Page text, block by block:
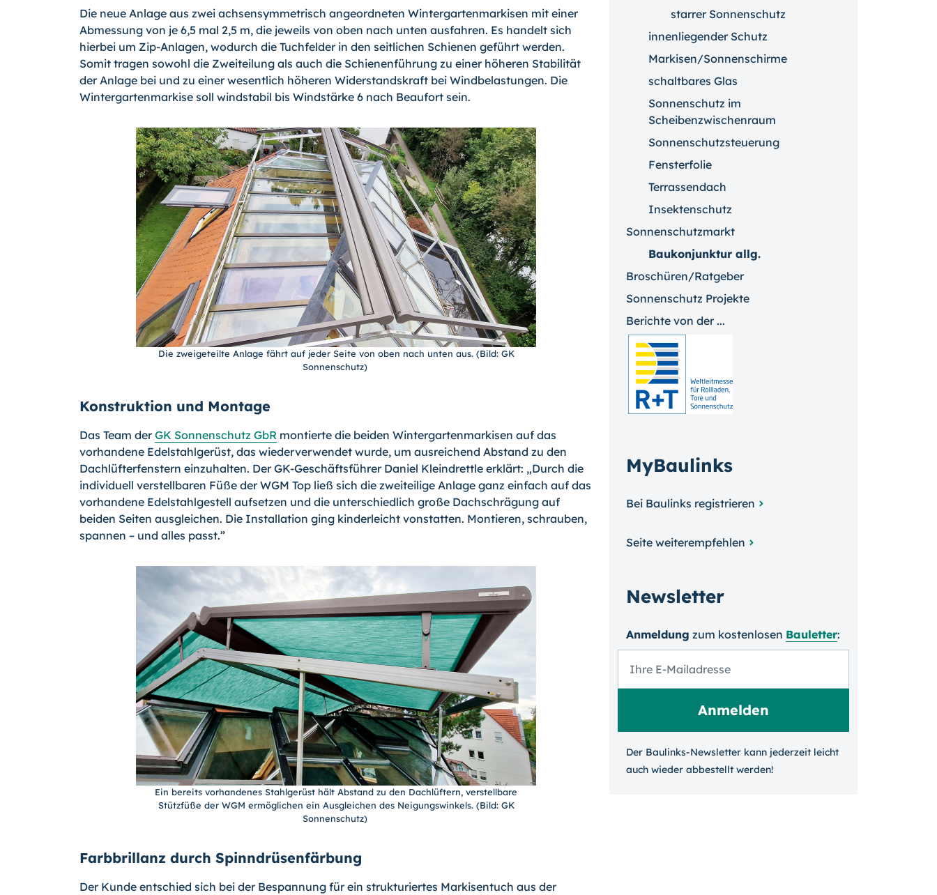
Die neue Anlage aus zwei achsensymmetrisch angeordneten Wintergar­tenmarkisen mit einer
Abmessung von je 6,5 mal 2,5 m, die jeweils von oben nach unten ausfahren. Es handelt sich
hierbei um Zip-Anlagen, wodurch die Tuchfelder in den seitlichen Schienen geführt werden.
Somit tragen sowohl die Zweiteilung als auch die Schienenführung zu einer höheren Stabilität
der Anlage bei und zu einer wesentlich höheren Widerstandskraft bei Windbelastungen. Die
Wintergartenmarkise soll windstabil bis Windstärke 6 nach Beaufort sein.
Die zweigeteilte Anlage fährt auf jeder Seite von oben nach unten aus. (Bild: GK
Sonnenschutz)
Konstruktion und Montage
Das Team derGK Sonnenschutz GbR montierte die beiden Wintergartenmarkisen auf das
vorhandene Edelstahlgerüst, das wiederverwendet wurde, um ausreichend Abstand zu den
Dachlüfterfenstern einzuhalten. Der GK-Geschäftsführer Daniel Kleindrettle erklärt: „Durch die
individuell verstellbaren Füße der WGM Top ließ sich die zwei­teilige Anlage ganz einfach auf das
vorhandene Edelstahlgestell aufsetzen und die unterschiedlich große Dachschrägung auf
beiden Seiten ausgleichen. Die Installation ging kinder­leicht vonstatten. Montieren, schrauben,
spannen – und alles passt.”
Ein bereits vorhandenes Stahlgerüst hält Abstand zu den Dachlüftern, verstellbare
Stützfüße der WGM ermöglichen ein Ausgleichen des Neigungswinkels. (Bild: GK
Sonnenschutz)
Farbbrillanz durch Spinndrüsenfärbung
Der Kunde entschied sich bei der Bespannung für ein strukturiertes Markisentuch aus der
starrer Sonnenschutz
innenliegender Schutz
Markisen/Sonnenschirme
schaltbares Glas
Sonnenschutz im
Scheibenzwischenraum
Sonnenschutzsteuerung
Fensterfolie
Terrassendach
Insektenschutz
Sonnenschutzmarkt
Baukonjunktur allg.
Broschüren/Ratgeber
Sonnenschutz Projekte
Berichte von der ...
MyBaulinks
Bei Baulinks registrieren
Seite weiterempfehlen
Newsletter
Anmeldung zum kosten­losen Bauletter:
Der Baulinks-Newsletter kann jeder­zeit leicht
auch wieder ab­bestellt werden!